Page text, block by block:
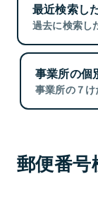
最近検索し
過去に検索し
事業所の個
事業所の７け
郵便番